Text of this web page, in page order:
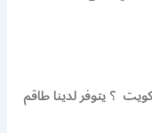
؟ يتوفر لدينا طاقم